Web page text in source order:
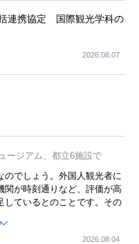
連携協定 国際観光学科の
2026.08.07
ージアム、都立6施設で
のでしょう。外国人観光者に
関が時刻通りなど、評価が高
しているとのことです。その
トが行われれば、日本人に
しょうね。
2026.08.04